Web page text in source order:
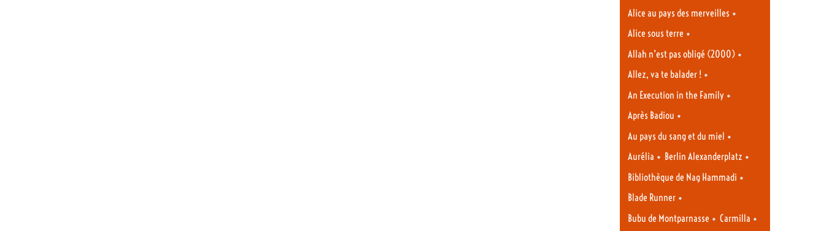
Alice au pays des merveilles •
Alice sous terre •
Allah n’est pas obligé (2000) •
Allez, va te balader ! •
An Execution in the Family •
Après Badiou •
Au pays du sang et du miel •
Aurélia • Berlin Alexanderplatz •
Bibliothèque de Nag Hammadi •
Blade Runner •
Bubu de Montparnasse • Carmilla •